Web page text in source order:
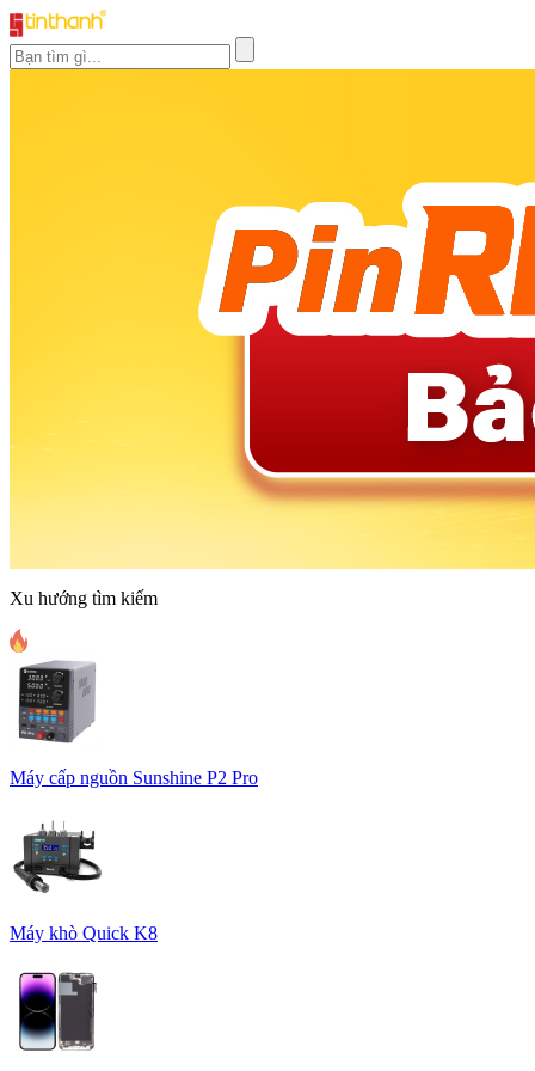
Xu hướng tìm kiếm
Máy cấp nguồn Sunshine P2 Pro
Máy khò Quick K8